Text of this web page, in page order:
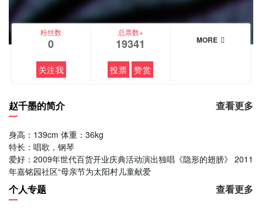
粉丝数
0
关注我
总票数+
19341
投票 赞赏
MORE
赵千墨的简介 查看更多
身高：139cm 体重：36kg
特长：唱歌，钢琴
爱好：2009年世代百货开业庆典活动演出独唱《隐形的翅膀》 2011
年嘉铭园社区“母亲节为太阳村儿童献爱
个人专题 查看更多